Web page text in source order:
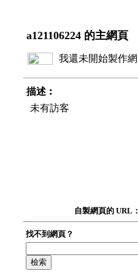
a121106224 的主網頁
我還未開始製作
描述︰
未有訪客
自製網頁的 URL
找不到網頁？